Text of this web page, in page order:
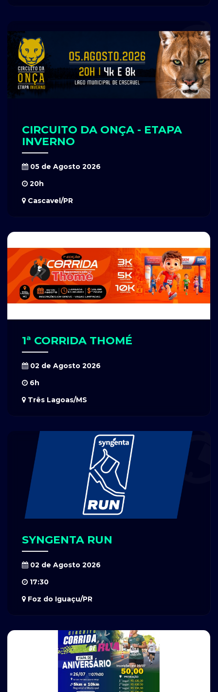
CIRCUITO DA ONÇA - ETAPA
INVERNO
05 de Agosto 2026
20h
Cascavel/PR
1ª CORRIDA THOMÉ
02 de Agosto 2026
6h
Três Lagoas/MS
SYNGENTA RUN
02 de Agosto 2026
17:30
Foz do Iguaçu/PR